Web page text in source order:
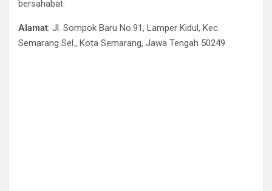
bersahabat.
Alamat: Jl. Sompok Baru No.91, Lamper Kidul, Kec.
Semarang Sel., Kota Semarang, Jawa Tengah 50249